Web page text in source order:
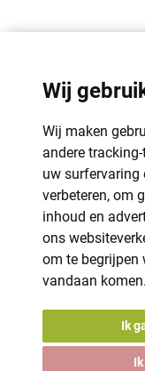
Wij
Wij maken
andere
uw surfervaring
verbeteren, om
inhoud en
ons
om te begrijpen
vandaan komen.
Ik
GDPR |